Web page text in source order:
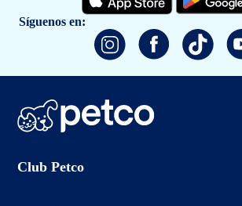
Síguenos en:
Club Petco
Iniciar sesión